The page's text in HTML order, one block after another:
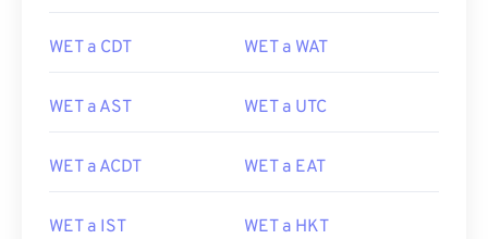
WET a CDT WET a WAT
WET a AST WET a UTC
WET a ACDT WET a EAT
WET a IST WET a HKT